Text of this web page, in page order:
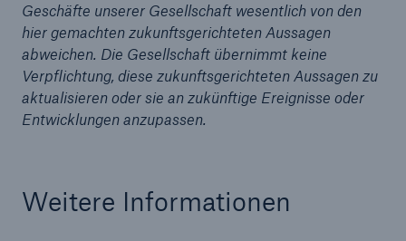
Geschäfte unserer Gesellschaft wesentlich von den
hier gemachten zukunftsgerichteten Aussagen
abweichen. Die Gesellschaft übernimmt keine
Verpflichtung, diese zukunftsgerichteten Aussagen zu
aktualisieren oder sie an zukünftige Ereignisse oder
Entwicklungen anzupassen.
Weitere Informationen
Ping An und Munich Re kooperieren bei
erneuerbaren Energien
Munich Re schafft mehr Transparenz bei
komplexen Kumulrisiken
Medieninformation